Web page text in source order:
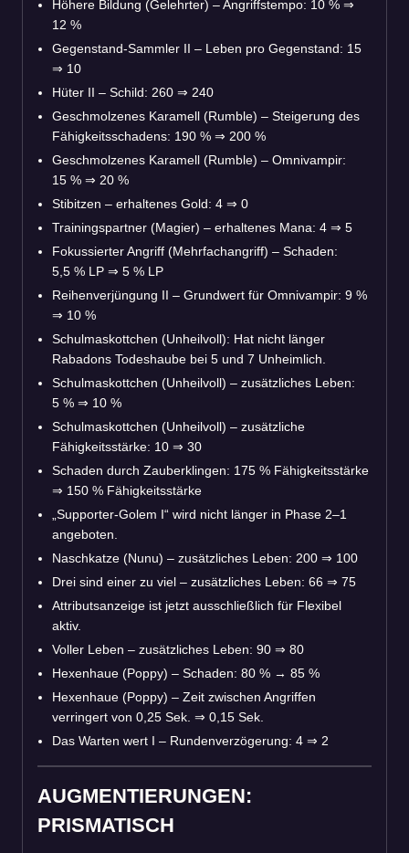
Höhere Bildung (Gelehrter) – Angriffstempo: 10 % ⇒
12 %
Gegenstand-Sammler II – Leben pro Gegenstand: 15
⇒ 10
Hüter II – Schild: 260 ⇒ 240
Geschmolzenes Karamell (Rumble) – Steigerung des
Fähigkeitsschadens: 190 % ⇒ 200 %
Geschmolzenes Karamell (Rumble) – Omnivampir:
15 % ⇒ 20 %
Stibitzen – erhaltenes Gold: 4 ⇒ 0
Trainingspartner (Magier) – erhaltenes Mana: 4 ⇒ 5
Fokussierter Angriff (Mehrfachangriff) – Schaden:
5,5 % LP ⇒ 5 % LP
Reihenverjüngung II – Grundwert für Omnivampir: 9 %
⇒ 10 %
Schulmaskottchen (Unheilvoll): Hat nicht länger
Rabadons Todeshaube bei 5 und 7 Unheimlich.
Schulmaskottchen (Unheilvoll) – zusätzliches Leben:
5 % ⇒ 10 %
Schulmaskottchen (Unheilvoll) – zusätzliche
Fähigkeitsstärke: 10 ⇒ 30
Schaden durch Zauberklingen: 175 % Fähigkeitsstärke
⇒ 150 % Fähigkeitsstärke
„Supporter-Golem I“ wird nicht länger in Phase 2–1
angeboten.
Naschkatze (Nunu) – zusätzliches Leben: 200 ⇒ 100
Drei sind einer zu viel – zusätzliches Leben: 66 ⇒ 75
Attributsanzeige ist jetzt ausschließlich für Flexibel
aktiv.
Voller Leben – zusätzliches Leben: 90 ⇒ 80
Hexenhaue (Poppy) – Schaden: 80 % → 85 %
Hexenhaue (Poppy) – Zeit zwischen Angriffen
verringert von 0,25 Sek. ⇒ 0,15 Sek.
Das Warten wert I – Rundenverzögerung: 4 ⇒ 2
AUGMENTIERUNGEN:
PRISMATISCH